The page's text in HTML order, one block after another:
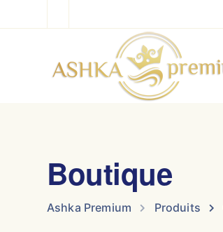
Boutique
Ashka Premium Produits